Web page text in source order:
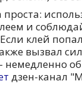
и
клей
вызвал
немедленно
дзен-канал